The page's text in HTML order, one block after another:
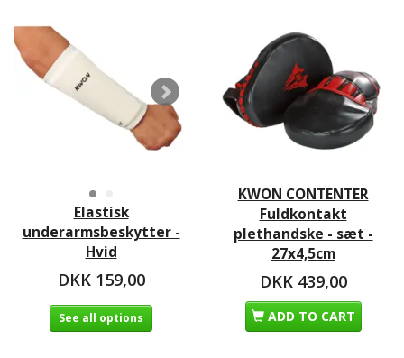
Elastisk
underarmsbeskytter -
Hvid
DKK 159,00
See all options
KWON CONTENTER
Fuldkontakt
plethandske - sæt -
27x4,5cm
DKK 439,00
ADD TO CART